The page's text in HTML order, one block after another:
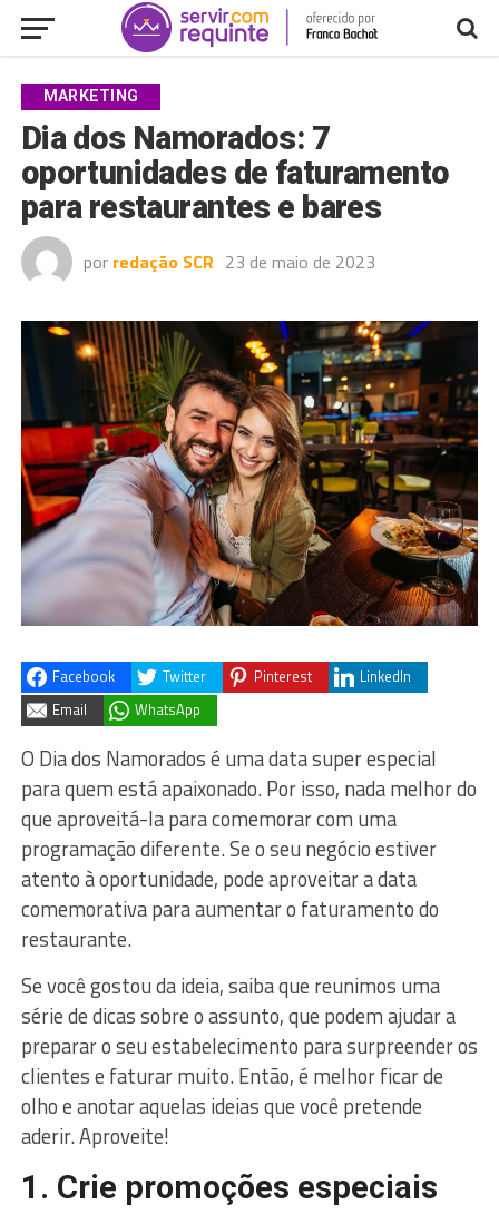
MARKETING
Dia dos Namorados: 7
oportunidades de faturamento
para restaurantes e bares
por redação SCR 23 de maio de 2023
Facebook Twitter Pinterest
LinkedIn
Email
WhatsApp
O Dia dos Namorados é uma data super especial
para quem está apaixonado. Por isso, nada melhor do
que aproveitá-la para comemorar com uma
programação diferente. Se o seu negócio estiver
atento à oportunidade, pode aproveitar a data
comemorativa para aumentar o faturamento do
restaurante.
Se você gostou da ideia, saiba que reunimos uma
série de dicas sobre o assunto, que podem ajudar a
preparar o seu estabelecimento para surpreender os
clientes e faturar muito. Então, é melhor ficar de
olho e anotar aquelas ideias que você pretende
aderir. Aproveite!
1. Crie promoções especiais